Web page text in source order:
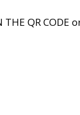
THE QR